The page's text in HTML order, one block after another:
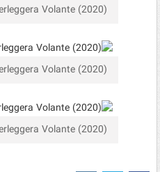
Volante (2020)
Volante (2020)
Volante (2020)